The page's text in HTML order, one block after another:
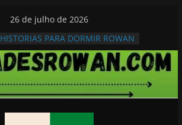
26 de julho de 2026
HISTORIAS PARA DORMIR ROWAN